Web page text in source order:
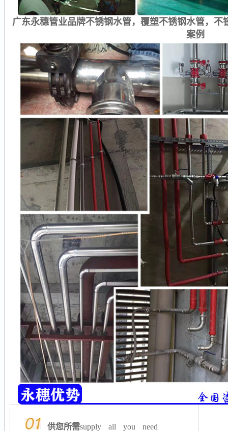
广东永穗管业品牌不锈钢水管，覆塑不锈钢水管，
案例
供您所需supply all you need